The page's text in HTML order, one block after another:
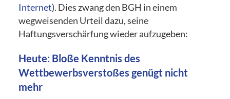
Internet). Dies zwang den BGH in einem
wegweisenden Urteil dazu, seine
Haftungsverschärfung wieder aufzugeben:
Heute: Bloße Kenntnis des
Wettbewerbsverstoßes genügt nicht
mehr